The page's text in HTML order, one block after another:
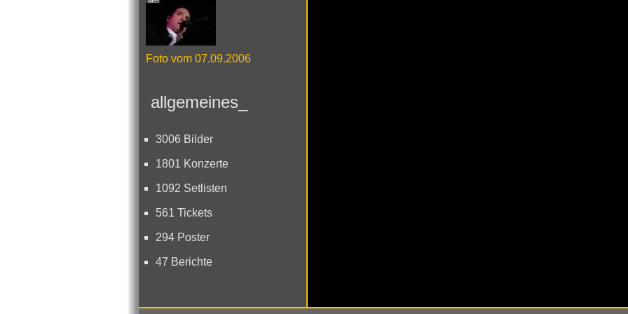
Foto vom 07.09.2006
allgemeines_
3006 Bilder
1801 Konzerte
1092 Setlisten
561 Tickets
294 Poster
47 Berichte